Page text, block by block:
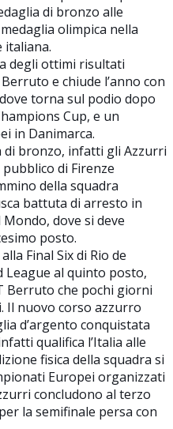
di bronzo alle
olimpica nella
italiana.
degli ottimi risultati
e chiude l’anno con
torna sul podio dopo
Cup, e un
in Danimarca.
bronzo, infatti gli Azzurri
di Firenze
della squadra
battuta di arresto in
dove si deve
posto.
Final Six di Rio de
League al quinto posto,
Berruto che pochi giorni
Il nuovo corso azzurro
d’argento conquistata
qualifica l’Italia alle
fisica della squadra si
Europei organizzati
concludono al terzo
la semifinale persa con